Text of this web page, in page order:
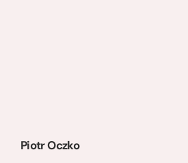
Piotr Oczko